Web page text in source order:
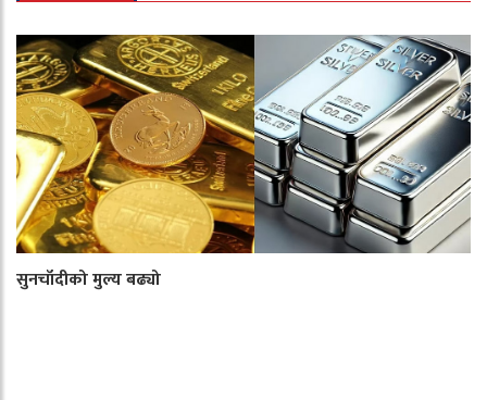
सुनचाँदीको मुल्य बढ्यो